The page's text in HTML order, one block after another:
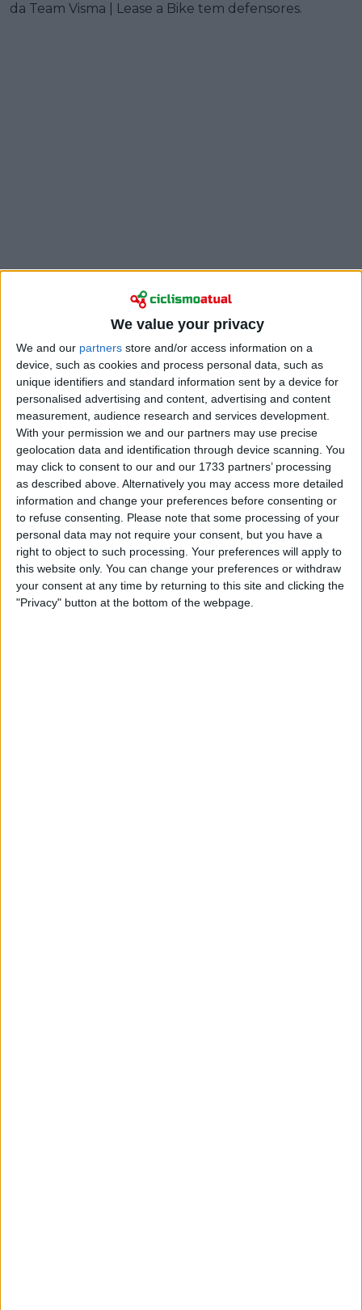
We value your privacy
We and our partners store and/or access information on a
device, such as cookies and process personal data, such as
unique identifiers and standard information sent by a device for
personalised advertising and content, advertising and content
measurement, audience research and services development.
With your permission we and our partners may use precise
geolocation data and identification through device scanning. You
may click to consent to our and our 1733 partners’ processing
as described above. Alternatively you may access more detailed
information and change your preferences before consenting or
to refuse consenting. Please note that some processing of your
personal data may not require your consent, but you have a
right to object to such processing. Your preferences will apply to
this website only. You can change your preferences or withdraw
your consent at any time by returning to this site and clicking the
"Privacy" button at the bottom of the webpage.
da Team Visma | Lease a Bike tem defensores.
Um deles foiMads Pedersen, que apelou à calma
no podcast Lang Distance antes de tirar conclusões
firmes sobre o nível atual do compatriota e onde
estará em julho. O dinamarquês sublinhou o
contexto da etapa e frisou que o traçado era
totalmente favorável aos puros especialistas, em
declaraçõescitadas pela Wielerrevue.
“Se o Filippo Ganna não consegue bater o Jonas
Vingegaard num contrarrelógio com mais de
quarenta quilómetros e quatro metros de desnível
negativo, então algo está errado”, disse Pedersen,
deixando claro que o percurso favorecia claramente
o italiano.